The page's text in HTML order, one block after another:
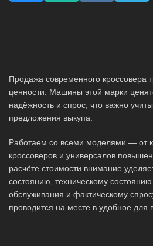
Продажа современного кроссовера
ценности. Машины этой марки
надёжность и спрос, что важно
предложения выкупа.
Работаем со всеми моделями — от
кроссоверов и универсалов
расчёте стоимости внимание
состоянию, техническому состоянию
обслуживания и фактическому
проводится на месте в удобное для